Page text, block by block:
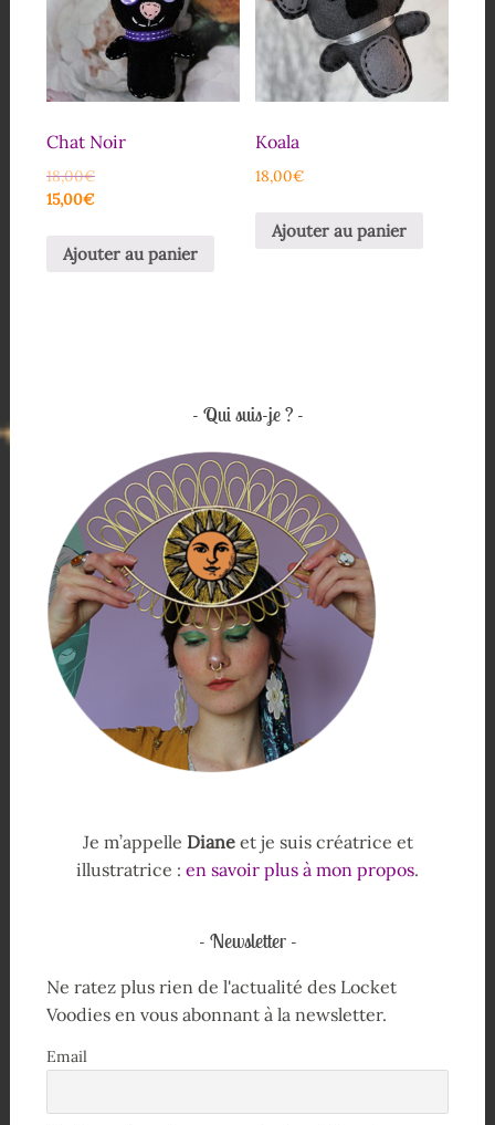
Chat Noir
18,00€
15,00€
Ajouter au panier
Koala
18,00€
Ajouter au panier
Qui suis-je ?
Je m’appelle Dianeet je suis créatrice et
illustratrice : en savoir plus à mon propos.
Newsletter
Ne ratez plus rien de l'actualité des Locket
Voodies en vous abonnant à la newsletter.
Email